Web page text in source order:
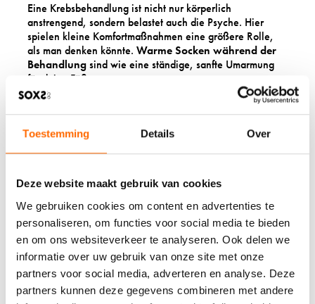
Toestemming Details Over
Deze website maakt gebruik van cookies
We gebruiken cookies om content en advertenties te
personaliseren, om functies voor social media te bieden
en om ons websiteverkeer te analyseren. Ook delen we
informatie over uw gebruik van onze site met onze
partners voor social media, adverteren en analyse. Deze
partners kunnen deze gegevens combineren met andere
Eine Krebsbehandlung ist nicht nur körperlich
anstrengend, sondern belastet auch die Psyche. Hier
spielen kleine Komfortmaßnahmen eine größere Rolle,
als man denken könnte. Warme Socken während der
Behandlungsind wie eine ständige, sanfte Umarmung
für deine Füße.
Das Gefühl von warmen, weichen Socken kann
tatsächlich Stress reduzieren und ein Gefühl der
Geborgenheit vermitteln. Es ist ein kleines Stück
Viele Menschen aus unserer Community berichten, dass
wobei sie sich weniger verletzlich und mehr beschützt
fühlen. Das mag simpel klingen, aber diese kleinen Anker
können dir helfen, schwierige Tage besser zu überstehen.
WOLLSOCKEN ALS